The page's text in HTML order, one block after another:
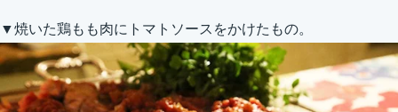
▼焼いた鶏もも肉にトマトソースをかけたもの。